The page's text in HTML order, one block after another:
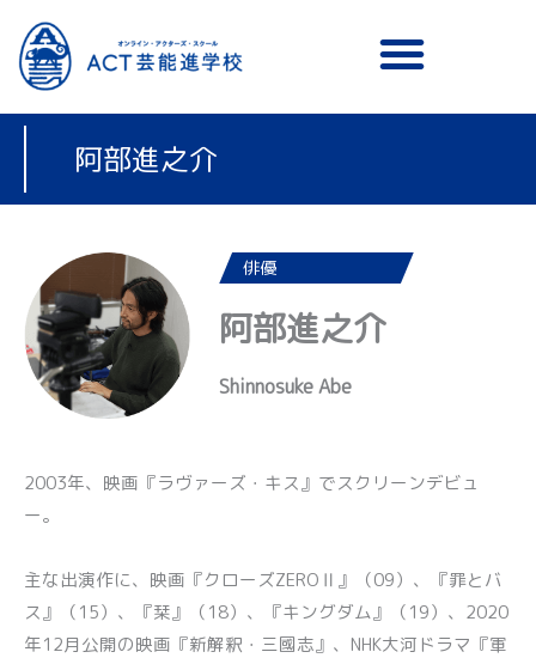
阿部進之介
俳優
阿部進之介
Shinnosuke Abe
2003年、映画『ラヴァーズ・キス』でスクリーンデビュ
ー。
主な出演作に、映画『クローズZEROⅡ』（09）、『罪とバ
ス』（15）、『栞』（18）、『キングダム』（19）、2020
年12月公開の映画『新解釈・三國志』、NHK大河ドラマ『軍